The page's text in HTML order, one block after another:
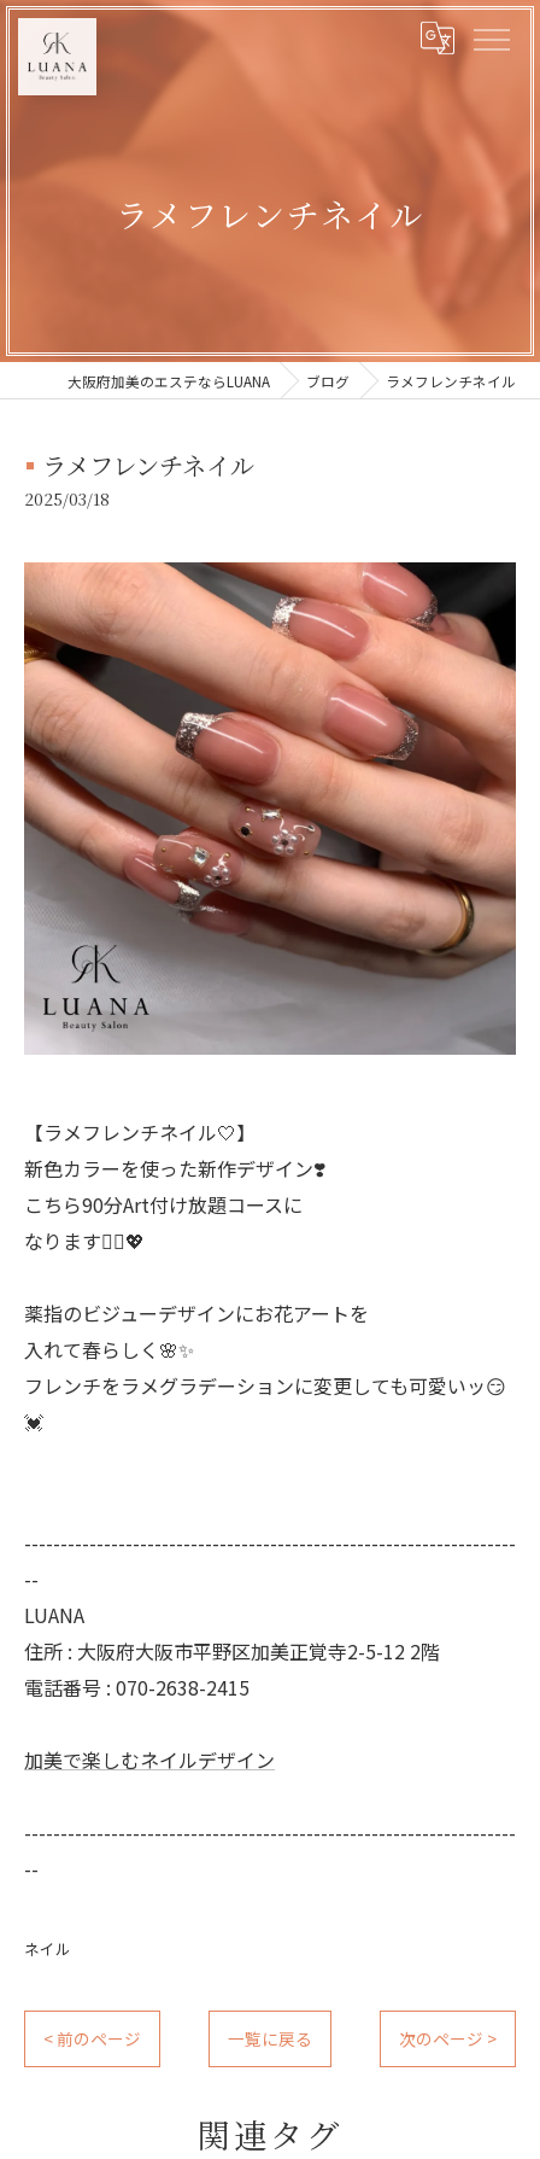
ラメフレンチネイル
大阪府加美のエステならLUANA ブログ ラメフレンチネイル
ラメフレンチネイル
2025/03/18
【ラメフレンチネイル‎🤍】
新色カラーを使った新作デザイン❣️
こちら90分Art付け放題コースに
なります💁‍♀️💖
薬指のビジューデザインにお花アートを
入れて春らしく🌸✨
フレンチをラメグラデーションに変更しても可愛いッ😏
💓
--------------------------------------------------------------------
--
LUANA
住所 : 大阪府大阪市平野区加美正覚寺2-5-12 2階
電話番号 : 070-2638-2415
加美で楽しむネイルデザイン
--------------------------------------------------------------------
--
ネイル
< 前のページ 一覧に戻る 次のページ >
関連タグ